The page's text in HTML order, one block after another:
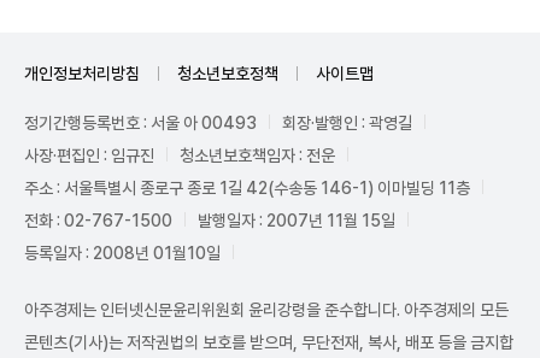
개인정보처리방침 청소년보호정책 사이트맵
정기간행등록번호 : 서울 아 00493
회장·발행인 : 곽영길
사장·편집인 : 임규진
청소년보호책임자 : 전운
주소 : 서울특별시 종로구 종로 1길 42(수송동 146-1) 이마빌딩 11층
전화 : 02-767-1500
발행일자 : 2007년 11월 15일
등록일자 : 2008년 01월10일
아주경제는 인터넷신문윤리위원회 윤리강령을 준수합니다. 아주경제의 모든
콘텐츠(기사)는 저작권법의 보호를 받으며, 무단전재, 복사, 배포 등을 금지합